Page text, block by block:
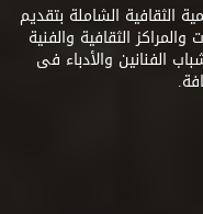
الثقافية الشاملة بتقديم
الثقافية والفنية
الفنانين والأدباء فى